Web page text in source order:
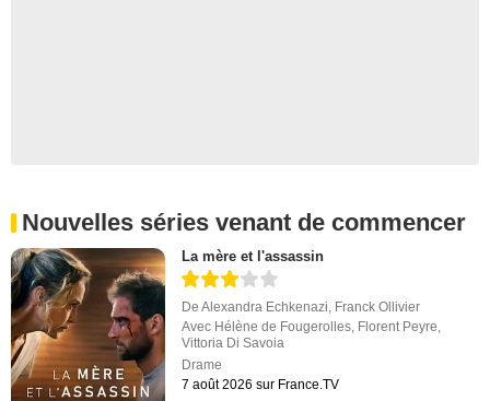
Nouvelles séries venant de commencer
La mère et l'assassin
DeAlexandra Echkenazi Franck Ollivier
Avec Hélène de Fougerolles Florent Peyre
Vittoria Di Savoia
Drame
7 août 2026 sur France.TV